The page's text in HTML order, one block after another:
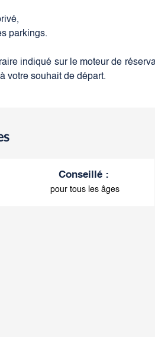
parkings.
indiqué sur le moteur de
votre souhait de départ.
Conseillé :
pour tous les âges